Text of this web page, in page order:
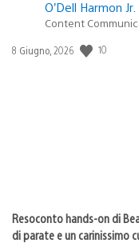
O’Dell Harmon Jr.
Content
Data
8 Giugno, 2026 10
Resoconto hands-on di
di parate e un carinissimo